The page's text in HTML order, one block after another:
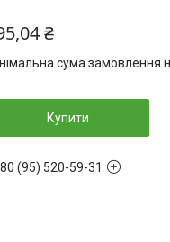
₴
сума замовлення
Купити
(95) 520-59-31